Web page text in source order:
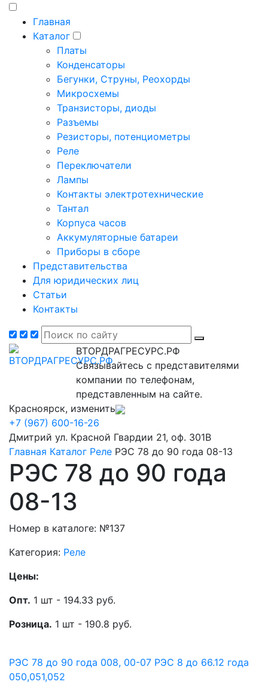
Главная
Каталог
Платы
Конденсаторы
Бегунки, Струны, Реохорды
Микросхемы
Транзисторы, диоды
Разъемы
Резисторы, потенциометры
Реле
Переключатели
Лампы
Контакты электротехнические
Тантал
Корпуса часов
Аккумуляторные батареи
Приборы в сборе
Представительства
Для юридических лиц
Статьи
Контакты
ВТОРДРАГРЕСУРС.РФ
Связывайтесь с представителями
компании по телефонам,
представленным на сайте.
Красноярск, изменить
+7 (967) 600-16-26
Дмитрий ул. Красной Гвардии 21, оф. 301В
Главная Каталог Реле РЭС 78 до 90 года 08-13
РЭС 78 до 90 года
08-13
Номер в каталоге: №137
Категория: Реле
Цены:
Опт. 1 шт - 194.33 руб.
Розница. 1 шт - 190.8 руб.
РЭС 78 до 90 года 008, 00-07 РЭС 8 до 66.12 года
050,051,052